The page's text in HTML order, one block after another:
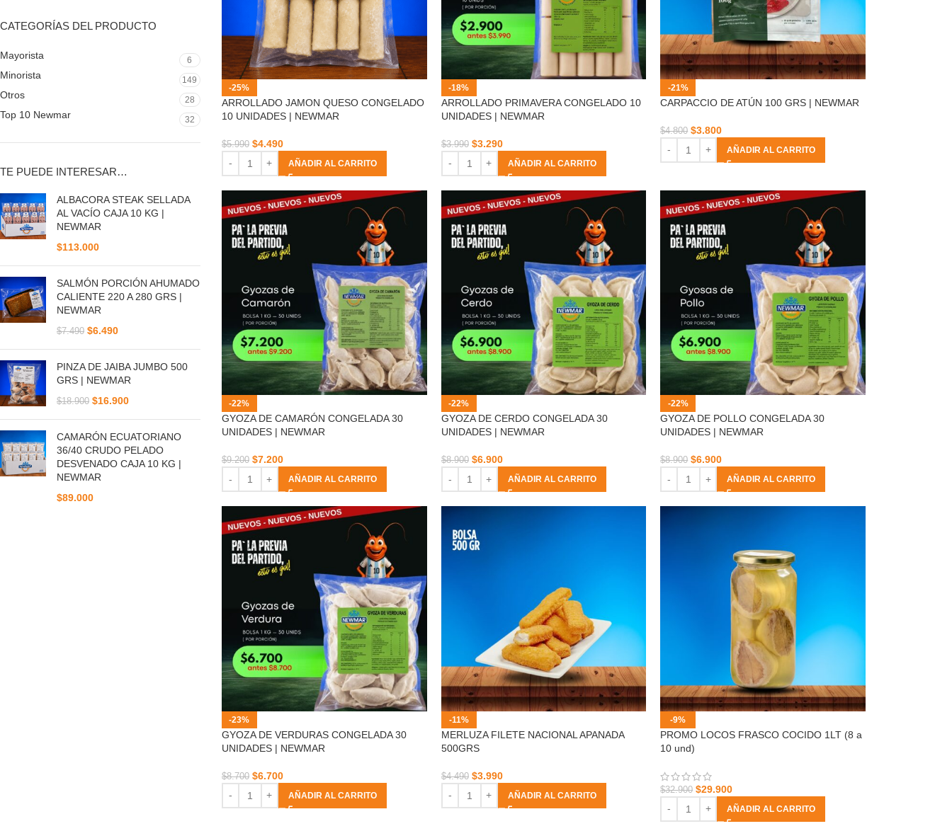
CATEGORÍAS DEL PRODUCTO
Mayorista 6
Minorista 149
Otros 28
Top 10 Newmar 32
TE PUEDE INTERESAR…
ALBACORA STEAK SELLADA
AL VACÍO CAJA 10 KG |
NEWMAR
$113.000
SALMÓN PORCIÓN AHUMADO
CALIENTE 220 A 280 GRS |
NEWMAR
$7.490 $6.490
PINZA DE JAIBA JUMBO 500
GRS | NEWMAR
$18.900 $16.900
CAMARÓN ECUATORIANO
36/40 CRUDO PELADO
DESVENADO CAJA 10 KG |
NEWMAR
$89.000
-25%
ARROLLADO JAMON QUESO CONGELADO
10 UNIDADES | NEWMAR
$5.990 $4.490
AÑADIR AL CARRITO
-18%
ARROLLADO PRIMAVERA CONGELADO 10
UNIDADES | NEWMAR
$3.990 $3.290
AÑADIR AL CARRITO
-21%
CARPACCIO DE ATÚN 100 GRS | NEWMAR
$4.800 $3.800
AÑADIR AL CARRITO
-22%
GYOZA DE CAMARÓN CONGELADA 30
UNIDADES | NEWMAR
$9.200 $7.200
AÑADIR AL CARRITO
-22%
GYOZA DE CERDO CONGELADA 30
UNIDADES | NEWMAR
$8.900 $6.900
AÑADIR AL CARRITO
-22%
GYOZA DE POLLO CONGELADA 30
UNIDADES | NEWMAR
$8.900 $6.900
AÑADIR AL CARRITO
-23%
GYOZA DE VERDURAS CONGELADA 30
UNIDADES | NEWMAR
$8.700 $6.700
AÑADIR AL CARRITO
-11%
MERLUZA FILETE NACIONAL APANADA
500GRS
$4.490 $3.990
AÑADIR AL CARRITO
-9%
PROMO LOCOS FRASCO COCIDO 1LT (8 a
10 und)
$32.900 $29.900
AÑADIR AL CARRITO